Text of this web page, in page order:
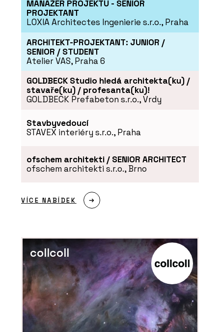
PRODUKTY
Porcelánová kolekce
ČLÁNKY
Od teď můžete navrhovat
MANAŽER PROJEKTU - SENIOR
PROJEKTANT
LOXIA Architectes Ingenierie s.r.o., Praha
ARCHITEKT-PROJEKTANT: JUNIOR /
SENIOR / STUDENT
Atelier VAS, Praha 6
GOLDBECK Studio hledá architekta(ku) /
stavaře(ku) / profesanta(ku)!
GOLDBECK Prefabeton s.r.o., Vrdy
Stavbyvedoucí
STAVEX interiéry s.r.o., Praha
ofschem architekti / SENIOR ARCHITECT
ofschem architekti s.r.o., Brno
VÍCE NABÍDEK
collcoll